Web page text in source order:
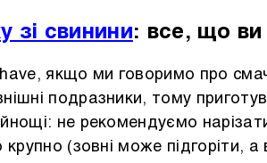
зі свинини: все, що ви
якщо ми говоримо про
подразники, тому
не рекомендуємо
(зовні може підгоріти, а